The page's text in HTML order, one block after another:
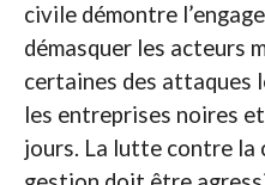
civile démontre
démasquer les acteurs
certaines des attaques
les entreprises noires
jours. La lutte contre la